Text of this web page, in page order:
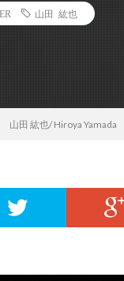
山田 紘也
山田 紘也/ Hiroya Yamada